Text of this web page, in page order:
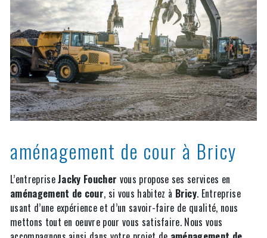
aménagement de cour à Bricy
L’entrepriseJacky Foucher vous propose ses services en
aménagement de cour, si vous habitez à Bricy. Entreprise
usant d’une expérience et d’un savoir-faire de qualité, nous
mettons tout en oeuvre pour vous satisfaire. Nous vous